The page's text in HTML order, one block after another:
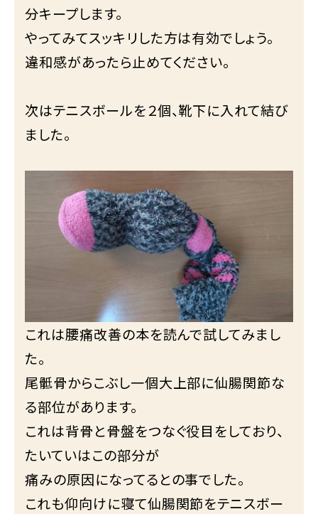
分キープします。
やってみてスッキリした方は有効でしょう。
違和感があったら止めてください。
次はテニスボールを２個、靴下に入れて結び
ました。
これは腰痛改善の本を読んで試してみまし
た。
尾骶骨からこぶし一個大上部に仙腸関節な
る部位があります。
これは背骨と骨盤をつなぐ役目をしており、
たいていはこの部分が
痛みの原因になってるとの事でした。
これも仰向けに寝て仙腸関節をテニスボー